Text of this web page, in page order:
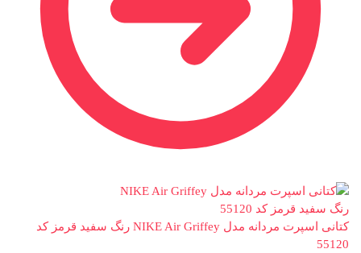
کتانی اسپرت مردانه مدل NIKE Air Griffey رنگ سفید قرمز کد
55120